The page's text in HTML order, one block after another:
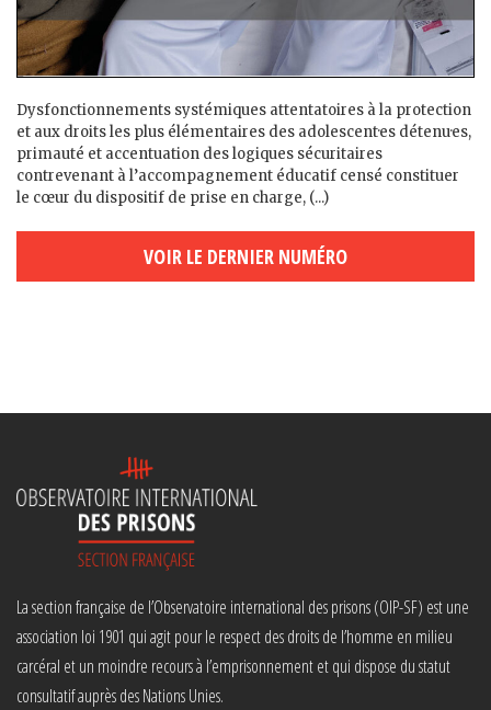
Dysfonctionnements systémiques attentatoires à la protection
et aux droits les plus élémentaires des adolescent·es détenu·es,
primauté et accentuation des logiques sécuritaires
contrevenant à l’accompagnement éducatif censé constituer
le cœur du dispositif de prise en charge, (...)
VOIR LE DERNIER NUMÉRO
La section française de l’Observatoire international des prisons (OIP-SF) est une
association loi 1901 qui agit pour le respect des droits de l’homme en milieu
carcéral et un moindre recours à l’emprisonnement et qui dispose du statut
consultatif auprès des Nations Unies.